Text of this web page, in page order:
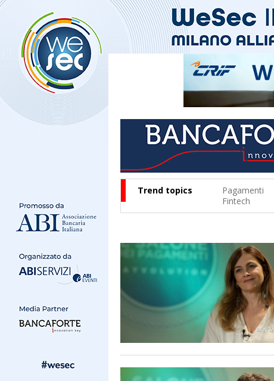
Trend topics Pagamenti
Fintech